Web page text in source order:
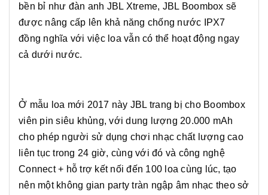
bền bỉ như đàn anh JBL Xtreme, JBL Boombox sẽ
được nâng cấp lên khả năng chống nước IPX7
đồng nghĩa với việc loa vẫn có thể hoạt động ngay
cả dưới nước.
Ở mẫu loa mới 2017 này JBL trang bị cho Boombox
viên pin siêu khủng, với dung lượng 20.000 mAh
cho phép người sử dụng chơi nhạc chất lượng cao
liên tục trong 24 giờ, cùng với đó và công nghệ
Connect + hỗ trợ kết nối đến 100 loa cùng lúc, tạo
nên một không gian party tràn ngập âm nhạc theo sở